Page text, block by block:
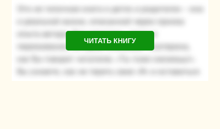
ЧИТАТЬ КНИГУ